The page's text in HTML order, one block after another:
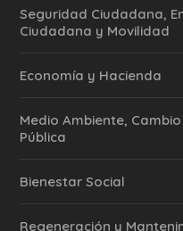
Seguridad Ciudadana,
Ciudadana y Movilidad
Economía y Hacienda
Medio Ambiente,
Pública
Bienestar Social
Regeneración y